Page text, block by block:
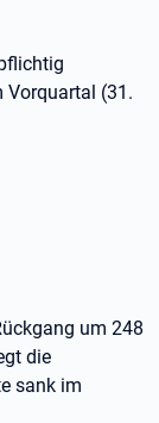
Vorquartal (31.
um 248
die
sank im